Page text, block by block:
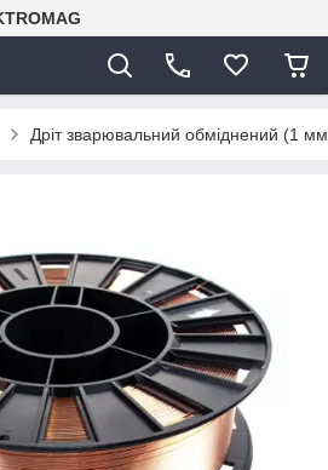
Дріт зварювальний обміднений (1